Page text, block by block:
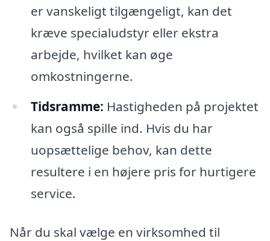
er vanskeligt tilgængeligt, kan det
kræve specialudstyr eller ekstra
arbejde, hvilket kan øge
omkostningerne.
Tidsramme: Hastigheden på projektet
kan også spille ind. Hvis du har
uopsættelige behov, kan dette
resultere i en højere pris for hurtigere
service.
Når du skal vælge en virksomhed til